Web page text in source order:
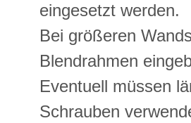
eingesetzt werden.
Bei größeren
Blendrahmen
Eventuell müssen
Schrauben